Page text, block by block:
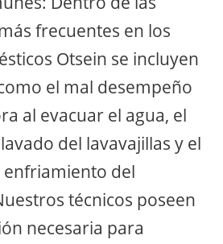
frecuentes en los
Otsein se incluyen
el mal desempeño
al evacuar el agua, el
del lavavajillas y el
del
técnicos poseen
necesaria para